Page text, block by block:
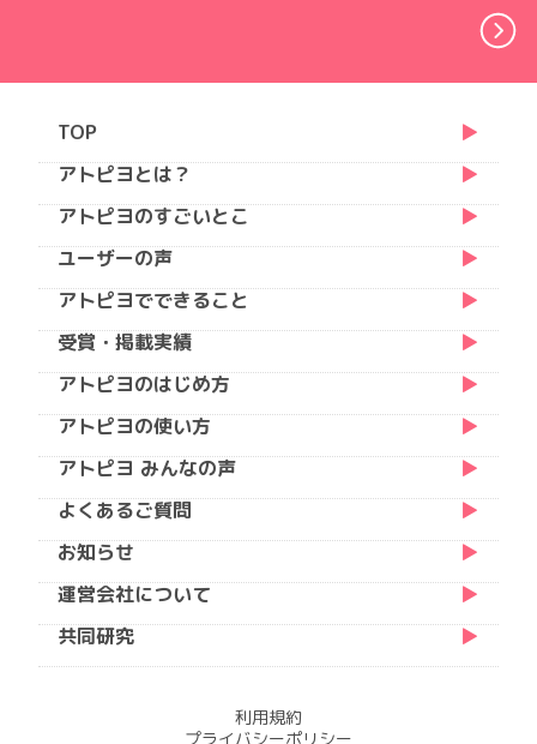
TOP
アトピヨとは？
アトピヨのすごいとこ
ユーザーの声
アトピヨでできること
受賞・掲載実績
アトピヨのはじめ方
アトピヨの使い方
アトピヨ みんなの声
よくあるご質問
お知らせ
運営会社について
共同研究
利用規約
プライバシーポリシー